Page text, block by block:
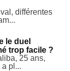
différentes
le duel
trop facile ?
25 ans,
pl...